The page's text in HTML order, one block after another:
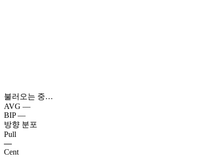
불러오는 중…
AVG —
BIP —
방향 분포
Pull
—
Cent